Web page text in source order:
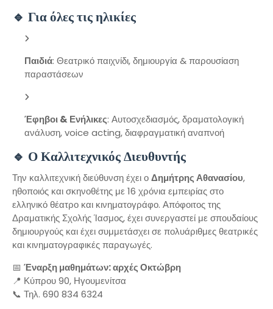
🔹 Για όλες τις ηλικίες
Παιδιά: Θεατρικό παιχνίδι, δημιουργία & παρουσίαση
παραστάσεων
Έφηβοι & Ενήλικες: Αυτοσχεδιασμός, δραματολογική
ανάλυση, voice acting, διαφραγματική αναπνοή
🔹 Ο Καλλιτεχνικός Διευθυντής
Την καλλιτεχνική διεύθυνση έχει οΔημήτρης Αθανασίου,
ηθοποιός και σκηνοθέτης με 16 χρόνια εμπειρίας στο
ελληνικό θέατρο και κινηματογράφο. Απόφοιτος της
Δραματικής Σχολής Ίασμος, έχει συνεργαστεί με σπουδαίους
δημιουργούς και έχει συμμετάσχει σε πολυάριθμες θεατρικές
και κινηματογραφικές παραγωγές.
📅 Έναρξη μαθημάτων: αρχές Οκτώβρη
📍 Κύπρου 90, Ηγουμενίτσα
📞 Τηλ. 690 834 6324